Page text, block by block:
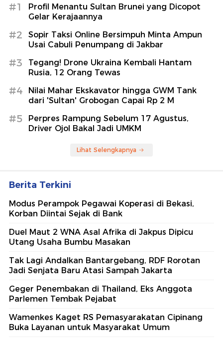
#1
Profil Menantu Sultan Brunei yang Dicopot
Gelar Kerajaannya
#2
Sopir Taksi Online Bersimpuh Minta Ampun
Usai Cabuli Penumpang di Jakbar
#3
Tegang! Drone Ukraina Kembali Hantam
Rusia, 12 Orang Tewas
#4
Nilai Mahar Ekskavator hingga GWM Tank
dari 'Sultan' Grobogan Capai Rp 2 M
#5
Perpres Rampung Sebelum 17 Agustus,
Driver Ojol Bakal Jadi UMKM
Lihat Selengkapnya
Berita Terkini
Modus Perampok Pegawai Koperasi di Bekasi,
Korban Diintai Sejak di Bank
Duel Maut 2 WNA Asal Afrika di Jakpus Dipicu
Utang Usaha Bumbu Masakan
Tak Lagi Andalkan Bantargebang, RDF Rorotan
Jadi Senjata Baru Atasi Sampah Jakarta
Geger Penembakan di Thailand, Eks Anggota
Parlemen Tembak Pejabat
Wamenkes Kaget RS Pemasyarakatan Cipinang
Buka Layanan untuk Masyarakat Umum